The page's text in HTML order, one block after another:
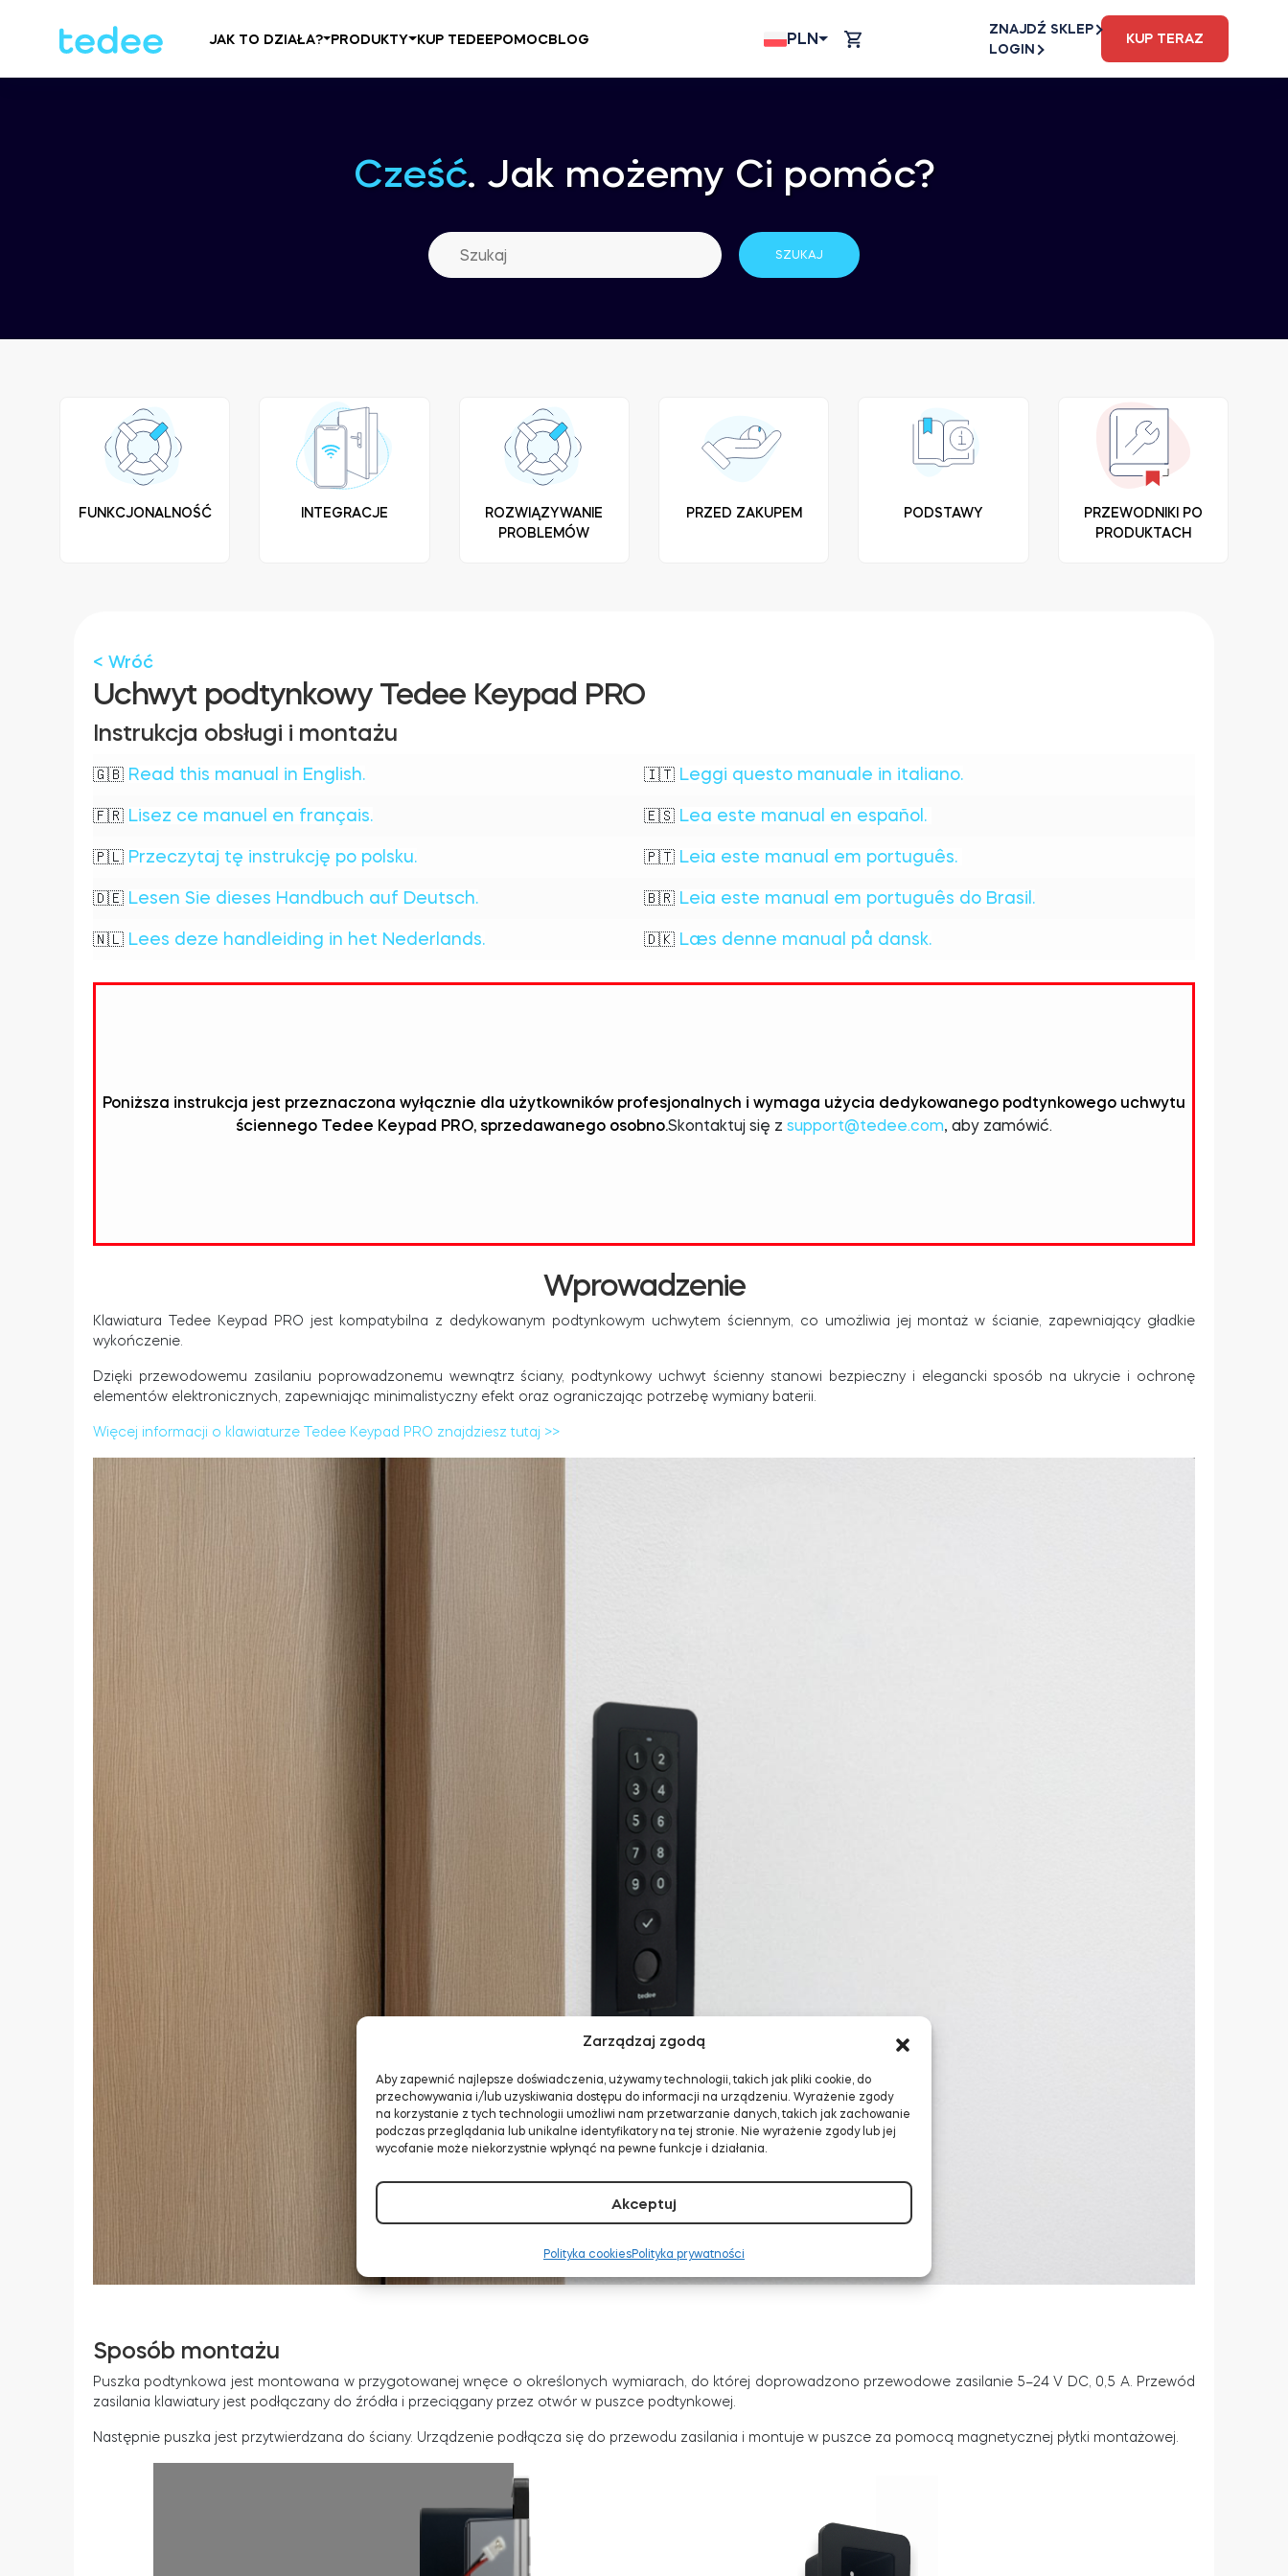
Zarządzaj zgodą
Aby zapewnić najlepsze doświadczenia, używamy technologii, takich jak pliki cookie, do
przechowywania i/lub uzyskiwania dostępu do informacji na urządzeniu. Wyrażenie zgody
na korzystanie z tych technologii umożliwi nam przetwarzanie danych, takich jak zachowanie
podczas przeglądania lub unikalne identyfikatory na tej stronie. Nie wyrażenie zgody lub jej
wycofanie może niekorzystnie wpłynąć na pewne funkcje i działania.
Akceptuj
Polityka cookiesPolityka prywatności
JAK TO DZIAŁA? PRODUKTY KUP TEDEEPOMOCBLOG PLN
ZNAJDŹ SKLEP
LOGIN
KUP TERAZ
Cześć. Jak możemy Ci pomóc?
FUNKCJONALNOŚĆ INTEGRACJE
ROZWIĄZYWANIE
PROBLEMÓW
PRZED ZAKUPEM PODSTAWY
PRZEWODNIKI PO
PRODUKTACH
< Wróć
Uchwyt podtynkowy Tedee Keypad PRO
Instrukcja obsługi i montażu
🇬🇧 Read this manual in English. 🇮🇹 Leggi questo manuale in italiano.
🇫🇷 Lisez ce manuel en français. 🇪🇸 Lea este manual en español.
🇵🇱 Przeczytaj tę instrukcję po polsku. 🇵🇹 Leia este manual em português.
🇩🇪 Lesen Sie dieses Handbuch auf Deutsch. 🇧🇷 Leia este manual em português do Brasil.
🇳🇱 Lees deze handleiding in het Nederlands. 🇩🇰 Læs denne manual på dansk.
Poniższa instrukcja jest przeznaczona wyłącznie dla użytkowników profesjonalnych i wymaga użycia dedykowanego podtynkowego uchwytu
ściennego Tedee Keypad PRO, sprzedawanego osobno.Skontaktuj się z support@tedee.com , aby zamówić.
Wprowadzenie
Klawiatura Tedee Keypad PRO jest kompatybilna z dedykowanym podtynkowym uchwytem ściennym, co umożliwia jej montaż w ścianie, zapewniający gładkie
wykończenie.
Dzięki przewodowemu zasilaniu poprowadzonemu wewnątrz ściany, podtynkowy uchwyt ścienny stanowi bezpieczny i elegancki sposób na ukrycie i ochronę
elementów elektronicznych, zapewniając minimalistyczny efekt oraz ograniczając potrzebę wymiany baterii.
Więcej informacji o klawiaturze Tedee Keypad PRO znajdziesz tutaj >>
Sposób montażu
Puszka podtynkowa jest montowana w przygotowanej wnęce o określonych wymiarach, do której doprowadzono przewodowe zasilanie 5–24 V DC, 0,5 A. Przewód
zasilania klawiatury jest podłączany do źródła i przeciągany przez otwór w puszce podtynkowej.
Następnie puszka jest przytwierdzana do ściany. Urządzenie podłącza się do przewodu zasilania i montuje w puszce za pomocą magnetycznej płytki montażowej.